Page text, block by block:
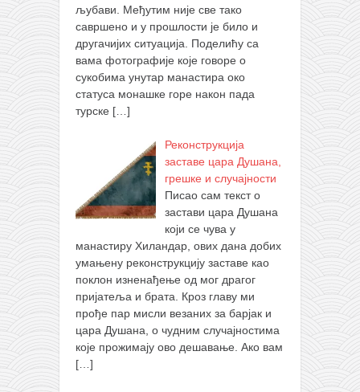
љубави. Међутим није све тако
савршено и у прошлости је било и
другачијих ситуација. Поделићу са
вама фотографије које говоре о
сукобима унутар манастира око
статуса монашке горе након пада
турске […]
Реконструкција
заставе цара Душана,
грешке и случајности
Писао сам текст о
застави цара Душана
који се чува у
манастиру Хиландар, ових дана добих
умањену реконструкцију заставе као
поклон изненађење од мог драгог
пријатеља и брата. Кроз главу ми
прође пар мисли везаних за барјак и
цара Душана, о чудним случајностима
које прожимају ово дешавање. Ако вам
[…]